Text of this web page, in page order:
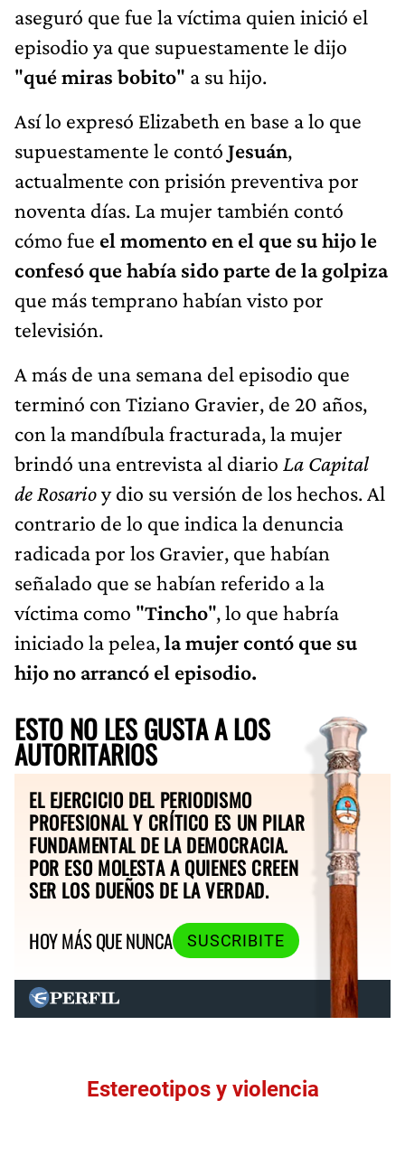
aseguró que fue la víctima quien inició el
episodio ya que supuestamente le dijo
"qué miras bobito" a su hijo.
Así lo expresó Elizabeth en base a lo que
supuestamente le contó Jesuán,
actualmente con prisión preventiva por
noventa días. La mujer también contó
cómo fue el momento en el que su hijo le
confesó que había sido parte de la golpiza
que más temprano habían visto por
televisión.
A más de una semana del episodio que
terminó con Tiziano Gravier, de 20 años,
con la mandíbula fracturada, la mujer
brindó una entrevista al diario La Capital
de Rosarioy dio su versión de los hechos. Al
contrario de lo que indica la denuncia
radicada por los Gravier, que habían
señalado que se habían referido a la
víctima como "Tincho", lo que habría
iniciado la pelea,la mujer contó que su
hijo no arrancó el episodio.
ESTO NO LES GUSTA A LOS
AUTORITARIOS
EL EJERCICIO DEL PERIODISMO
PROFESIONAL Y CRÍTICO ES UN PILAR
FUNDAMENTAL DE LA DEMOCRACIA.
POR ESO MOLESTA A QUIENES CREEN
SER LOS DUEÑOS DE LA VERDAD.
HOY MÁS QUE NUNCA
SUSCRIBITE
Estereotipos y violencia